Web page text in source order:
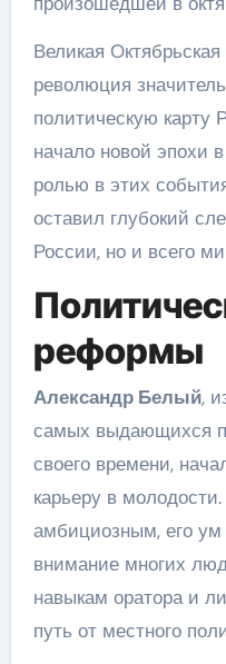
Великая
революция
политическую карту
начало новой эпохи
ролью в этих
оставил глубокий
России, но и всего
реформы
Александр Белый,
самых выдающихся
своего времени,
карьеру в
амбициозным, его ум
внимание многих
навыкам оратора и
путь от местного